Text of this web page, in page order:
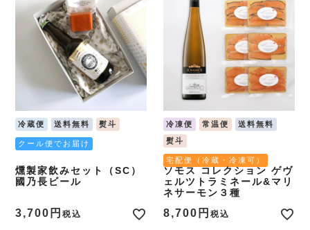
冷蔵便 送料無料 熨斗
クール便でお届け
燻製家飲みセット（SC）
國乃長ビール
3,700 税込
冷凍便 常温便
送料無料
熨斗
宅配便（冷蔵・冷凍可）
ソモス コレクション ゲヴ
ェルツトラミネール&マリ
ネサーモン３種
8,700 税込